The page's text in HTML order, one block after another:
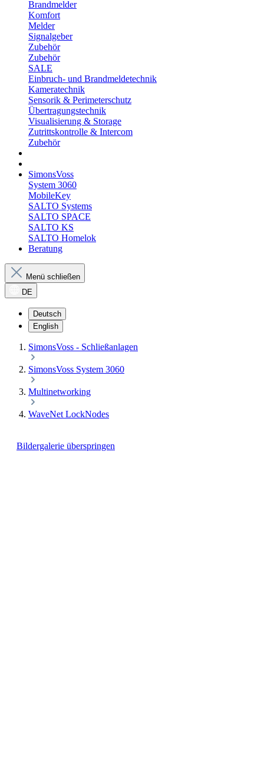
Brandmelder
Komfort
Melder
Signalgeber
Zubehör
Zubehör
SALE
Einbruch- und Brandmeldetechnik
Kameratechnik
Sensorik & Perimeterschutz
Übertragungstechnik
Visualisierung & Storage
Zutrittskontrolle & Intercom
Zubehör
SimonsVoss
System 3060
MobileKey
SALTO Systems
SALTO SPACE
SALTO KS
SALTO Homelok
Beratung
Menü schließen
DE
Deutsch
English
SimonsVoss - Schließanlagen
SimonsVoss System 3060
Multinetworking
WaveNet LockNodes
Bildergalerie überspringen